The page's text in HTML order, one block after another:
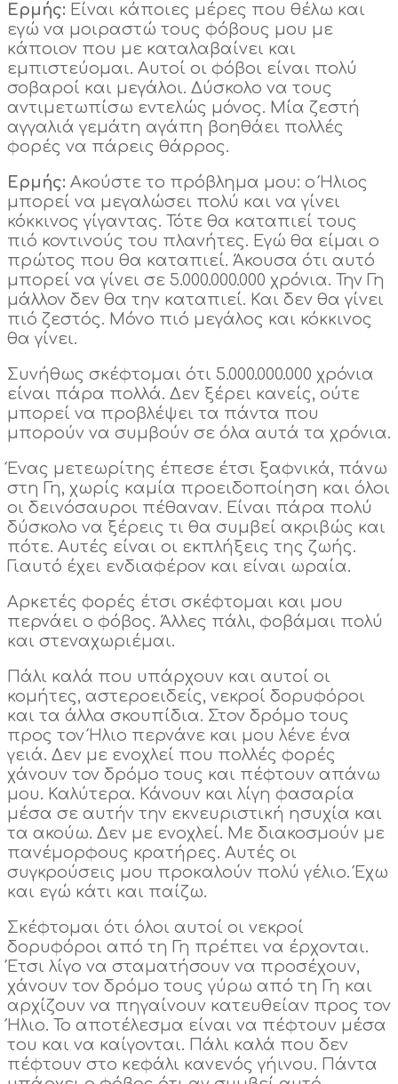
Ερμής: Είναι κάποιες μέρες που θέλω και
εγώ να μοιραστώ τους φόβους μου με
κάποιον που με καταλαβαίνει και
εμπιστεύομαι. Αυτοί οι φόβοι είναι πολύ
σοβαροί και μεγάλοι. Δύσκολο να τους
αντιμετωπίσω εντελώς μόνος. Μία ζεστή
αγγαλιά γεμάτη αγάπη βοηθάει πολλές
φορές να πάρεις θάρρος.
Ερμής: Ακούστε το πρόβλημα μου: ο Ήλιος
μπορεί να μεγαλώσει πολύ και να γίνει
κόκκινος γίγαντας. Τότε θα καταπιεί τους
πιό κοντινούς του πλανήτες. Εγώ θα είμαι ο
πρώτος που θα καταπιεί. Άκουσα ότι αυτό
μπορεί να γίνει σε 5.000.000.000 χρόνια. Την Γη
μάλλον δεν θα την καταπιεί. Και δεν θα γίνει
πιό ζεστός. Μόνο πιό μεγάλος και κόκκινος
θα γίνει.
Συνήθως σκέφτομαι ότι 5.000.000.000 χρόνια
είναι πάρα πολλά. Δεν ξέρει κανείς, ούτε
μπορεί να προβλέψει τα πάντα που
μπορούν να συμβούν σε όλα αυτά τα χρόνια.
Ένας μετεωρίτης έπεσε έτσι ξαφνικά, πάνω
στη Γη, χωρίς καμία προειδοποίηση και όλοι
οι δεινόσαυροι πέθαναν. Είναι πάρα πολύ
δύσκολο να ξέρεις τι θα συμβεί ακριβώς και
πότε. Αυτές είναι οι εκπλήξεις της ζωής.
Γιαυτό έχει ενδιαφέρον και είναι ωραία.
Αρκετές φορές έτσι σκέφτομαι και μου
περνάει ο φόβος. Άλλες πάλι, φοβάμαι πολύ
και στεναχωριέμαι.
Πάλι καλά που υπάρχουν και αυτοί οι
κομήτες, αστεροειδείς, νεκροί δορυφόροι
και τα άλλα σκουπίδια. Στον δρόμο τους
προς τον Ήλιο περνάνε και μου λένε ένα
γειά. Δεν με ενοχλεί που πολλές φορές
χάνουν τον δρόμο τους και πέφτουν απάνω
μου. Καλύτερα. Κάνουν και λίγη φασαρία
μέσα σε αυτήν την εκνευριστική ησυχία και
τα ακούω. Δεν με ενοχλεί. Με διακοσμούν με
πανέμορφους κρατήρες. Αυτές οι
συγκρούσεις μου προκαλούν πολύ γέλιο. Έχω
και εγώ κάτι και παίζω.
Σκέφτομαι ότι όλοι αυτοί οι νεκροί
δορυφόροι από τη Γη πρέπει να έρχονται.
Έτσι λίγο να σταματήσουν να προσέχουν,
χάνουν τον δρόμο τους γύρω από τη Γη και
αρχίζουν να πηγαίνουν κατευθείαν προς τον
Ήλιο. Το αποτέλεσμα είναι να πέφτουν μέσα
του και να καίγονται. Πάλι καλά που δεν
πέφτουν στο κεφάλι κανενός γήινου. Πάντα